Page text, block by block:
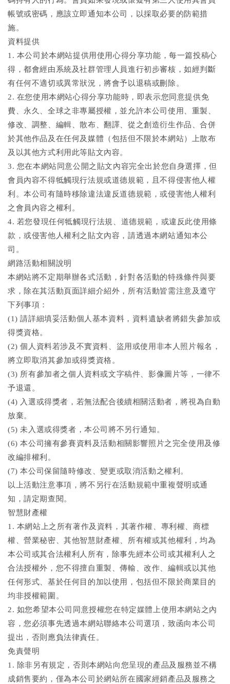
帳號或密碼，應該立即通知本公司，以採取必要的防範措
施。
資料提供
1. 本公司於本網站提供用使用心得分享功能，每一篇投稿心
得，都會經由系統及社群管理人員進行初步審核，如經判斷
有任何不適切或異常狀況，將會予以退稿或刪除。
2. 在您使用本網站心得分享功能時，即表示您同意提供免
費、永久、全球之非專屬授權，並允許本公司使用、重製、
修改、調整、編輯、散布、翻譯、從之創造衍生作品、合併
於其他作品及在任何及媒體（包括但不限於本網站）上散布
及以其他方式利用此等貼文內容。
3. 您在本網站同意公開之貼文內容完全出於您自身選擇，但
會員內容不得牴觸現行法規或道德規範，且不得侵害他人權
利。本公司有隨時移除違法違反道德規範，或侵害他人權利
之會員內容之權利。
4. 若您發現任何牴觸現行法規、道德規範，或違反此使用條
款，或侵害他人權利之貼文內容，請透過本網站通知本公
司。
網路活動相關說明
本網站將不定期舉辦各式活動，針對各活動的特殊條件與要
求，除在其活動頁面詳細介紹外，所有活動皆需注意及遵守
下列事項：
(1) 請詳細填妥活動個人基本資料，資料遺缺者將錯失參加或
得獎資格。
(2) 個人資料若涉及不實資料、盜用或使用非本人照片報名，
將立即取消其參加或得獎資格。
(3) 所有參加者之個人資料或文字稿件、影像圖片等，一律不
予退還。
(4) 入選或得獎者，若無法配合後續相關活動者，將視為自動
放棄。
(5) 未入選或得獎者，本公司將不另行通知。
(6) 本公司擁有參賽資料及活動相關影響照片之完全使用及修
改編排權利。
(7) 本公司保留隨時修改、變更或取消活動之權利。
以上活動注意事項，將不另行在活動規範中重複聲明或通
知，請定期查閱。
智慧財產權
1. 本網站上之所有著作及資料，其著作權、專利權、商標
權、營業秘密、其他智慧財產權、所有權或其他權利，均為
本公司或其合法權利人所有，除事先經本公司或其權利人之
合法授權外，您不得擅自重製、傳輸、改作、編輯或以其他
任何形式、基於任何目的加以使用，包括但不限於商業目的
均非授權範圍。
2. 如您希望本公司同意授權您在特定媒體上使用本網站之內
容，您必須事先透過本網站聯絡本公司選項，致函向本公司
提出，否則應負法律責任。
免責聲明
1. 除非另有規定，否則本網站向您呈現的產品及服務並不構
成銷售要約，僅為本公司於網站所在國家經銷產品及服務之